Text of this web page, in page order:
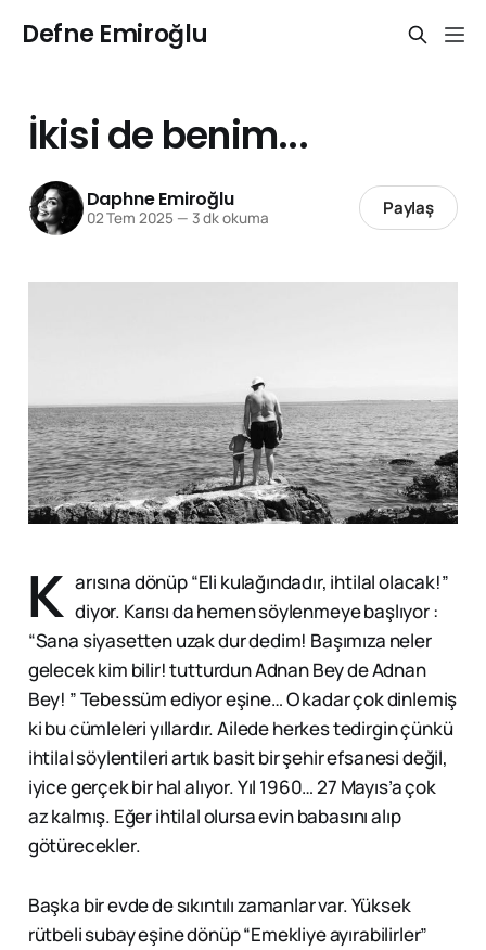
Defne Emiroğlu
İkisi de benim...
Daphne Emiroğlu
02 Tem 2025 — 3 dk okuma Paylaş
K arısına dönüp “Eli kulağındadır, ihtilal olacak!”
diyor. Karısı da hemen söylenmeye başlıyor :
“Sana siyasetten uzak dur dedim! Başımıza neler
gelecek kim bilir! tutturdun Adnan Bey de Adnan
Bey! ” Tebessüm ediyor eşine… O kadar çok dinlemiş
ki bu cümleleri yıllardır. Ailede herkes tedirgin çünkü
ihtilal söylentileri artık basit bir şehir efsanesi değil,
iyice gerçek bir hal alıyor. Yıl 1960… 27 Mayıs’a çok
az kalmış. Eğer ihtilal olursa evin babasını alıp
götürecekler.
Başka bir evde de sıkıntılı zamanlar var. Yüksek
rütbeli subay eşine dönüp “Emekliye ayırabilirler”